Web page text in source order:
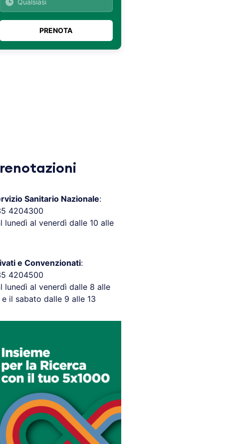
Sanitario Nazionale:
4204300
lunedì al venerdì dalle 10 alle
e Convenzionati:
4204500
lunedì al venerdì dalle 8 alle
e il sabato dalle 9 alle 13